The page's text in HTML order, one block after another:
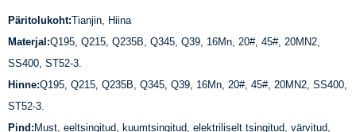
Päritolukoht:Tianjin, Hiina
Materjal:Q195, Q215, Q235B, Q345, Q39, 16Mn, 20#, 45#, 20MN2,
SS400, ST52-3.
Hinne:Q195, Q215, Q235B, Q345, Q39, 16Mn, 20#, 45#, 20MN2, SS400,
ST52-3.
Pind: Must, eeltsingitud, kuumtsingitud, elektriliselt tsingitud, värvitud,